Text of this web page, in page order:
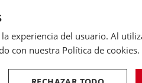
experiencia del usuario. Al
con nuestra Política de cookies.